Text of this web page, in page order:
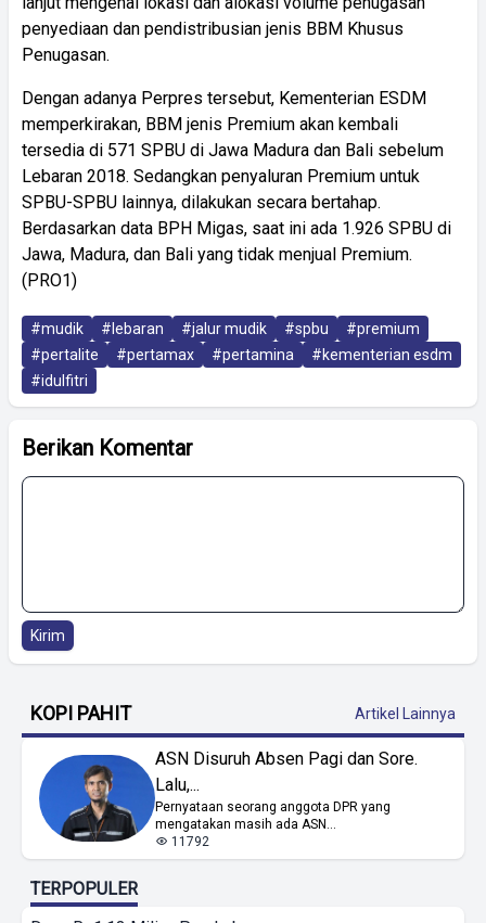
penyediaan dan pendistribusian jenis BBM Khusus
Penugasan.
Dengan adanya Perpres tersebut, Kementerian ESDM
memperkirakan, BBM jenis Premium akan kembali
tersedia di 571 SPBU di Jawa Madura dan Bali sebelum
Lebaran 2018. Sedangkan penyaluran Premium untuk
SPBU-SPBU lainnya, dilakukan secara bertahap.
Berdasarkan data BPH Migas, saat ini ada 1.926 SPBU di
Jawa, Madura, dan Bali yang tidak menjual Premium.
(PRO1)
#mudik #lebaran #jalur mudik #spbu
#premium
#pertalite
#pertamax #pertamina
#kementerian esdm
#idulfitri
Berikan Komentar
Kirim
KOPI PAHIT Artikel Lainnya
ASN Disuruh Absen Pagi dan Sore.
Lalu,...
Pernyataan seorang anggota DPR yang
mengatakan masih ada ASN...
11792
TERPOPULER